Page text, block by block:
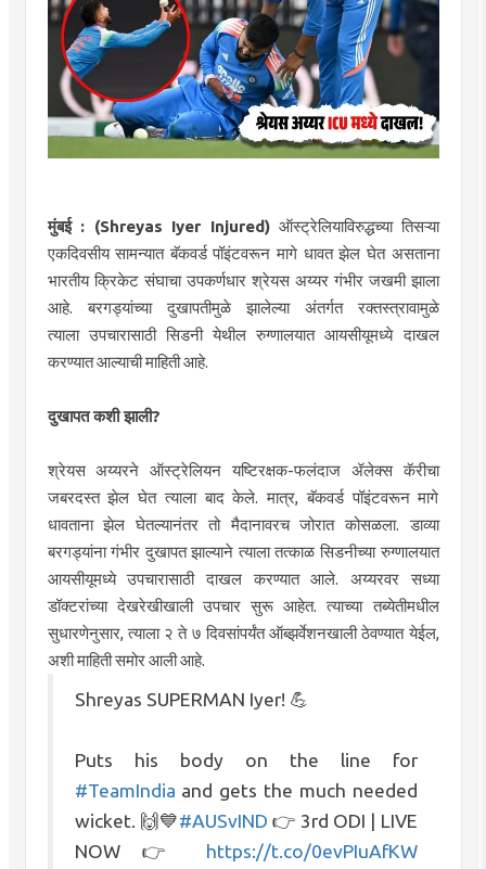
मुंबई : (Shreyas Iyer Injured) ऑस्ट्रेलियाविरुद्धच्या तिसऱ्या
एकदिवसीय सामन्यात बॅकवर्ड पॉइंटवरून मागे धावत झेल घेत असताना
भारतीय क्रिकेट संघाचा उपकर्णधार श्रेयस अय्यर गंभीर जखमी झाला
आहे. बरगड्यांच्या दुखापतीमुळे झालेल्या अंतर्गत रक्तस्त्रावामुळे
त्याला उपचारासाठी सिडनी येथील रुग्णालयात आयसीयूमध्ये दाखल
करण्यात आल्याची माहिती आहे.
दुखापत कशी झाली?
श्रेयस अय्यरने ऑस्ट्रेलियन यष्टिरक्षक-फलंदाज ॲलेक्स कॅरीचा
जबरदस्त झेल घेत त्याला बाद केले. मात्र, बॅकवर्ड पॉइंटवरून मागे
धावताना झेल घेतल्यानंतर तो मैदानावरच जोरात कोसळला. डाव्या
बरगड्यांना गंभीर दुखापत झाल्याने त्याला तत्काळ सिडनीच्या रुग्णालयात
आयसीयूमध्ये उपचारासाठी दाखल करण्यात आले. अय्यरवर सध्या
डॉक्टरांच्या देखरेखीखाली उपचार सुरू आहेत. त्याच्या तब्येतीमधील
सुधारणेनुसार, त्याला २ ते ७ दिवसांपर्यंत ऑब्झर्वेशनखाली ठेवण्यात येईल,
अशी माहिती समोर आली आहे.
Shreyas SUPERMAN Iyer! 💪
Puts his body on the line for
#TeamIndia and gets the much needed
wicket. 🙌💙#AUSvIND 👉 3rd ODI | LIVE
NOW 👉 https://t.co/0evPIuAfKW